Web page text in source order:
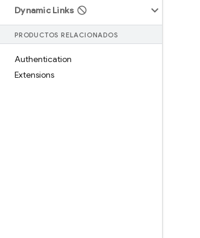
Dynamic Links
PRODUCTOS RELACIONADOS
Authentication
Extensions